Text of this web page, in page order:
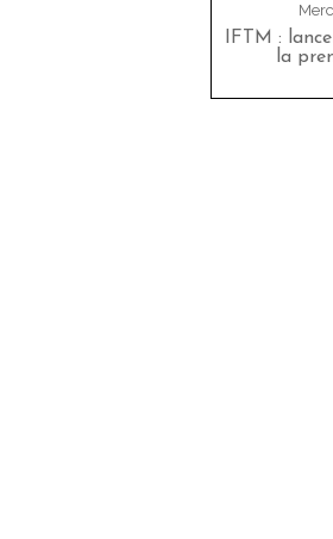
IFTM :
la